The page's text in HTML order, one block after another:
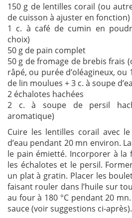
150 g de lentilles corail (ou
de cuisson à ajuster en fonction)
1 c. à café de cumin en
choix)
50 g de pain complet
50 g de fromage de brebis frais
râpé, ou purée d’oléagineux, ou
de lin moulues + 3 c. à soupe
2 échalotes hachées
2 c. à soupe de persil
aromatique)
Cuire les lentilles corail avec
d’eau pendant 20 mn environ.
le pain émietté. Incorporer à la
les échalotes et le persil.
un plat à gratin. Placer les
faisant rouler dans l’huile sur
au four à 180 °C pendant 20
sauce (voir suggestions ci-après).